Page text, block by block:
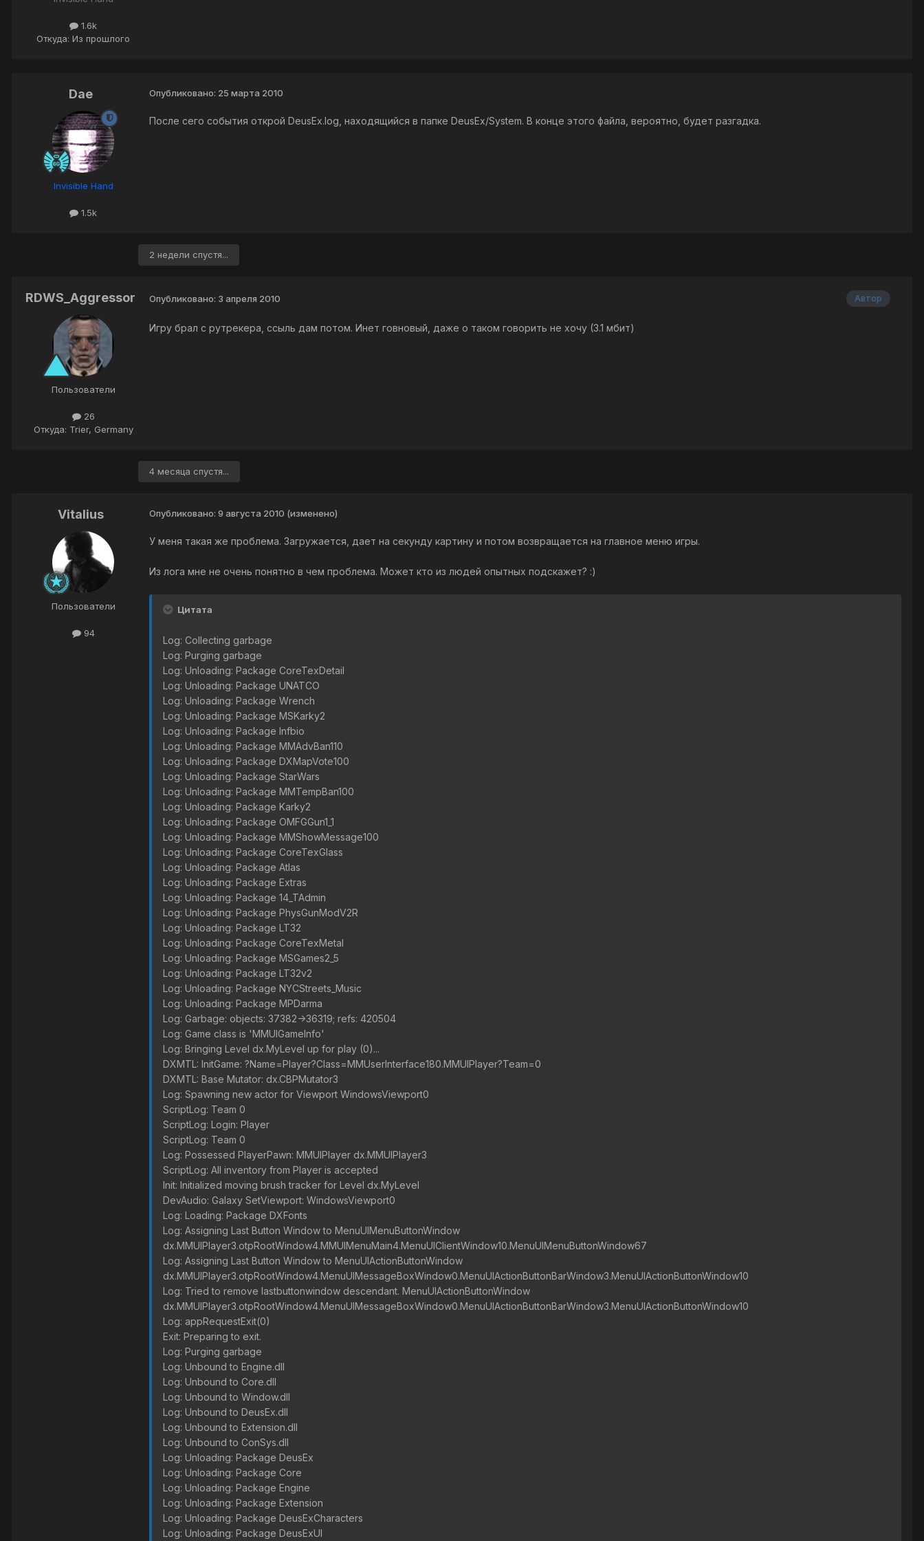
1.6k
Откуда: Из прошлого
Dae
Invisible Hand
1.5k
Опубликовано: 25 марта 2010
После сего события открой DeusEx.log, находящийся в папке DeusEx/System. В конце этого файла, вероятно, будет разгадка.
2 недели спустя...
RDWS_Aggressor
Пользователи
26
Откуда: Trier, Germany
Автор
Опубликовано: 3 апреля 2010
Игру брал с рутрекера, ссыль дам потом. Инет говновый, даже о таком говорить не хочу (3.1 мбит)
4 месяца спустя...
Vitalius
Пользователи
94
Опубликовано: 9 августа 2010 (изменено)
У меня такая же проблема. Загружается, дает на секунду картину и потом возвращается на главное меню игры.
Из лога мне не очень понятно в чем проблема. Может кто из людей опытных подскажет? :)
Цитата
Log: Collecting garbage
Log: Purging garbage
Log: Unloading: Package CoreTexDetail
Log: Unloading: Package UNATCO
Log: Unloading: Package Wrench
Log: Unloading: Package MSKarky2
Log: Unloading: Package Infbio
Log: Unloading: Package MMAdvBan110
Log: Unloading: Package DXMapVote100
Log: Unloading: Package StarWars
Log: Unloading: Package MMTempBan100
Log: Unloading: Package Karky2
Log: Unloading: Package OMFGGun1_1
Log: Unloading: Package MMShowMessage100
Log: Unloading: Package CoreTexGlass
Log: Unloading: Package Atlas
Log: Unloading: Package Extras
Log: Unloading: Package 14_TAdmin
Log: Unloading: Package PhysGunModV2R
Log: Unloading: Package LT32
Log: Unloading: Package CoreTexMetal
Log: Unloading: Package MSGames2_5
Log: Unloading: Package LT32v2
Log: Unloading: Package NYCStreets_Music
Log: Unloading: Package MPDarma
Log: Garbage: objects: 37382->36319; refs: 420504
Log: Game class is 'MMUIGameInfo'
Log: Bringing Level dx.MyLevel up for play (0)...
DXMTL: InitGame: ?Name=Player?Class=MMUserInterface180.MMUIPlayer?Team=0
DXMTL: Base Mutator: dx.CBPMutator3
Log: Spawning new actor for Viewport WindowsViewport0
ScriptLog: Team 0
ScriptLog: Login: Player
ScriptLog: Team 0
Log: Possessed PlayerPawn: MMUIPlayer dx.MMUIPlayer3
ScriptLog: All inventory from Player is accepted
Init: Initialized moving brush tracker for Level dx.MyLevel
DevAudio: Galaxy SetViewport: WindowsViewport0
Log: Loading: Package DXFonts
Log: Assigning Last Button Window to MenuUIMenuButtonWindow
dx.MMUIPlayer3.otpRootWindow4.MMUIMenuMain4.MenuUIClientWindow10.MenuUIMenuButtonWindow67
Log: Assigning Last Button Window to MenuUIActionButtonWindow
dx.MMUIPlayer3.otpRootWindow4.MenuUIMessageBoxWindow0.MenuUIActionButtonBarWindow3.MenuUIActionButtonWindow10
Log: Tried to remove lastbuttonwindow descendant. MenuUIActionButtonWindow
dx.MMUIPlayer3.otpRootWindow4.MenuUIMessageBoxWindow0.MenuUIActionButtonBarWindow3.MenuUIActionButtonWindow10
Log: appRequestExit(0)
Exit: Preparing to exit.
Log: Purging garbage
Log: Unbound to Engine.dll
Log: Unbound to Core.dll
Log: Unbound to Window.dll
Log: Unbound to DeusEx.dll
Log: Unbound to Extension.dll
Log: Unbound to ConSys.dll
Log: Unloading: Package DeusEx
Log: Unloading: Package Core
Log: Unloading: Package Engine
Log: Unloading: Package Extension
Log: Unloading: Package DeusExCharacters
Log: Unloading: Package DeusExUI